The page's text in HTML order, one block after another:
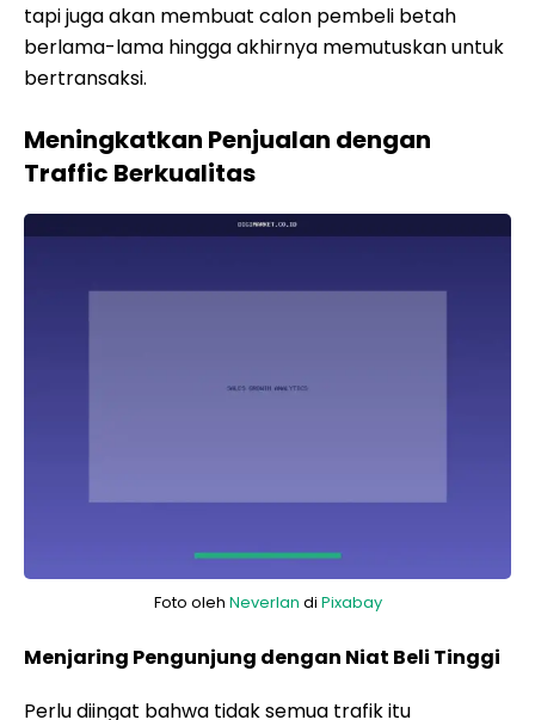
tapi juga akan membuat calon pembeli betah
berlama-lama hingga akhirnya memutuskan untuk
bertransaksi.
Meningkatkan Penjualan dengan
Traffic Berkualitas
Foto oleh Neverlan di Pixabay
Menjaring Pengunjung dengan Niat Beli Tinggi
Perlu diingat bahwa tidak semua trafik itu